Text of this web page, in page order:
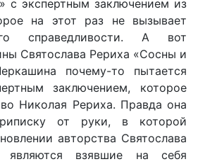
с экспертным заключением из
на этот раз не вызывает
справедливости. А вот
Святослава Рериха «Сосны и
почему-то пытается
заключением, которое
Николая Рериха. Правда она
от руки, в которой
авторства Святослава
взявшие на себя